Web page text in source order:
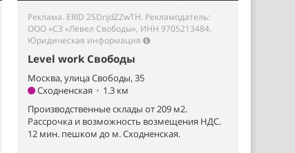
Реклама. ERID 2SDnjdZZwTH. Рекламодатель:
ООО «СЗ «Левел Свободы», ИНН 9705213484.
Юридическая информация
Level work Свободы
Москва, улица Свободы, 35
Сходненская • 1.3 км
Производственные склады от 209 м2.
Рассрочка и возможность возмещения НДС.
12 мин. пешком до м. Сходненская.